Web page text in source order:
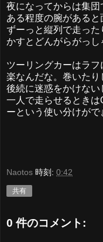
夜になってからは集
ある程度の腕があると
ずーっと縦列で走っ
かすとどんがらがっし
ツーリングカーはラ
楽なんだな。巻いたり
後続に迷惑をかけない
一人で走らせるとき
ーという使い分けがで
Naotos 時刻: 0:42
共有
0 件のコメント: